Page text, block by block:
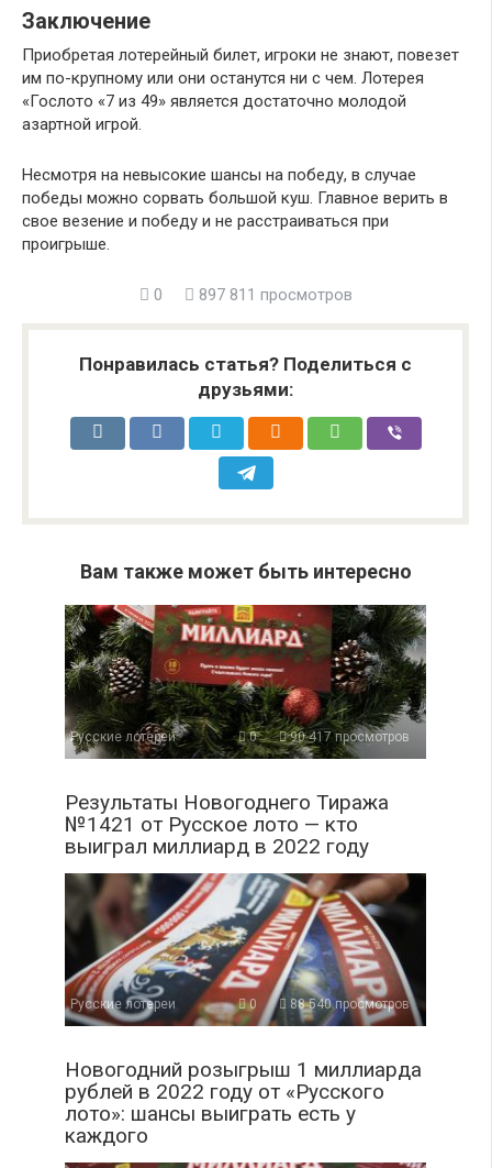
Заключение
Приобретая лотерейный билет, игроки не знают, повезет
им по-крупному или они останутся ни с чем. Лотерея
«Гослото «7 из 49» является достаточно молодой
азартной игрой.
Несмотря на невысокие шансы на победу, в случае
победы можно сорвать большой куш. Главное верить в
свое везение и победу и не расстраиваться при
проигрыше.
0 897 811 просмотров
Понравилась статья? Поделиться с
друзьями:
Вам также может быть интересно
Русские лотереи 0 90 417 просмотров
Результаты Новогоднего Тиража
№1421 от Русское лото — кто
выиграл миллиард в 2022 году
Русские лотереи 0 88 540 просмотров
Новогодний розыгрыш 1 миллиарда
рублей в 2022 году от «Русского
лото»: шансы выиграть есть у
каждого